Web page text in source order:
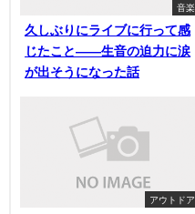
音楽
久しぶりにライブに行って感
じたこと——生音の迫力に涙
が出そうになった話
アウトドア